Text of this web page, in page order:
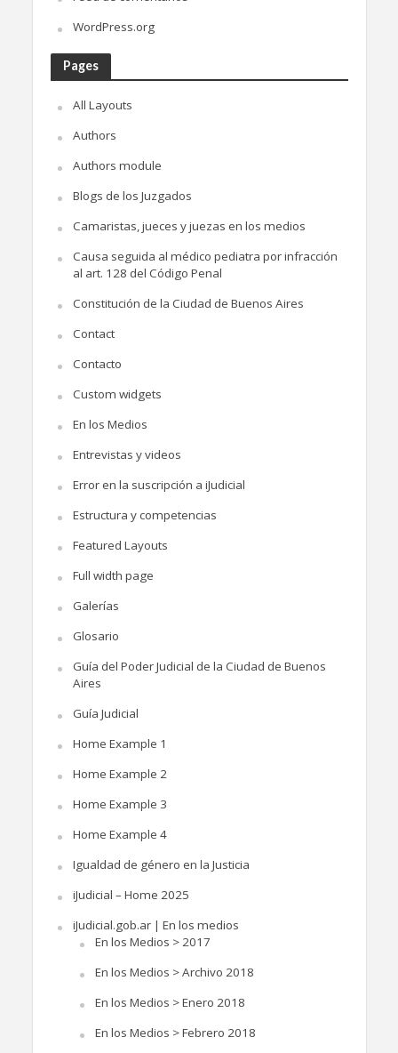
WordPress.org
Pages
All Layouts
Authors
Authors module
Blogs de los Juzgados
Camaristas, jueces y juezas en los medios
Causa seguida al médico pediatra por infracción
al art. 128 del Código Penal
Constitución de la Ciudad de Buenos Aires
Contact
Contacto
Custom widgets
En los Medios
Entrevistas y videos
Error en la suscripción a iJudicial
Estructura y competencias
Featured Layouts
Full width page
Galerías
Glosario
Guía del Poder Judicial de la Ciudad de Buenos
Aires
Guía Judicial
Home Example 1
Home Example 2
Home Example 3
Home Example 4
Igualdad de género en la Justicia
iJudicial – Home 2025
iJudicial.gob.ar | En los medios
En los Medios > 2017
En los Medios > Archivo 2018
En los Medios > Enero 2018
En los Medios > Febrero 2018